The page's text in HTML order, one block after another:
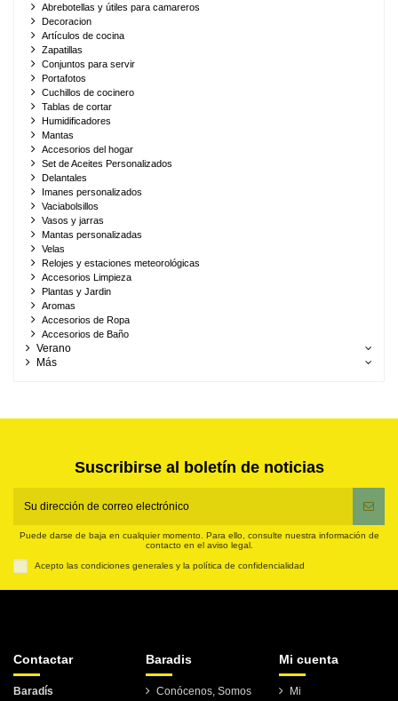
Abrebotellas y útiles para camareros
Decoracion
Artículos de cocina
Zapatillas
Conjuntos para servir
Portafotos
Cuchillos de cocinero
Tablas de cortar
Humidificadores
Mantas
Accesorios del hogar
Set de Aceites Personalizados
Delantales
Imanes personalizados
Vaciabolsillos
Vasos y jarras
Mantas personalizadas
Velas
Relojes y estaciones meteorológicas
Accesorios Limpieza
Plantas y Jardin
Aromas
Accesorios de Ropa
Accesorios de Baño
Verano
Más
Suscribirse al boletín de noticias
Puede darse de baja en cualquier momento. Para ello, consulte nuestra información de
contacto en el aviso legal.
Acepto las condiciones generales y la política de confidencialidad
Contactar
Baradís
Baradis
Conócenos, Somos
Mi cuenta
Mi